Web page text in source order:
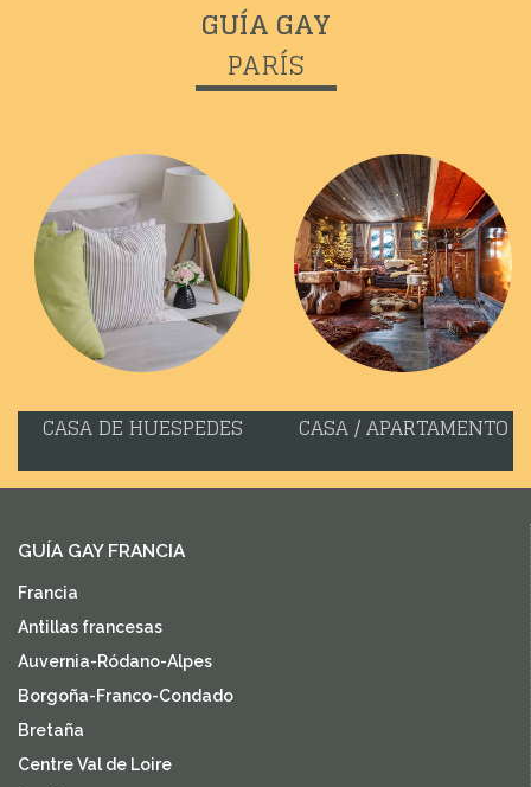
GUÍA GAY
PARÍS
CASA DE HUESPEDES CASA / APARTAMENTO
GUÍA GAY FRANCIA
Francia
Antillas francesas
Auvernia-Ródano-Alpes
Borgoña-Franco-Condado
Bretaña
Centre Val de Loire